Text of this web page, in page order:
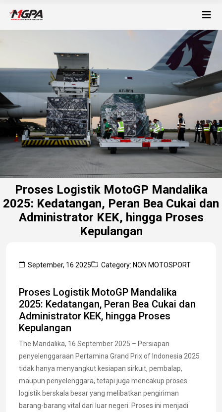
Proses Logistik MotoGP Mandalika
2025: Kedatangan, Peran Bea Cukai dan
Administrator KEK, hingga Proses
Kepulangan
September, 16 2025 Category: NON MOTOSPORT
Proses Logistik MotoGP Mandalika
2025: Kedatangan, Peran Bea Cukai dan
Administrator KEK, hingga Proses
Kepulangan
The Mandalika, 16 September 2025 – Persiapan
penyelenggaraan Pertamina Grand Prix of Indonesia 2025
tidak hanya menyangkut kesiapan sirkuit, pembalap,
maupun penyelenggara, tetapi juga mencakup proses
logistik berskala besar yang melibatkan pengiriman
barang-barang vital dari luar negeri. Proses ini menjadi